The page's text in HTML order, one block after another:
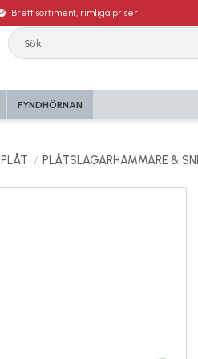
Brett sortiment, rimliga priser
FYNDHÖRNAN
PLÅTSLAGARHAMMARE &